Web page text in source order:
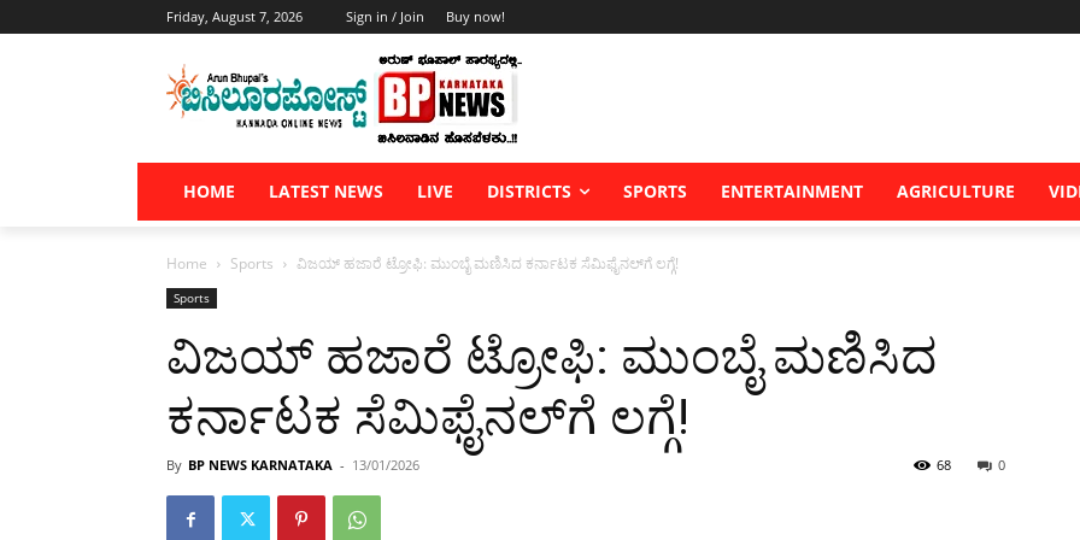
Friday, August 7, 2026 Sign in / Join Buy now!
HOME LATEST NEWS LIVE DISTRICTS SPORTS ENTERTAINMENT AGRICULTURE
Home Sports ವಿಜಯ್ ಹಜಾರೆ ಟ್ರೋಫಿ: ಮುಂಬೈ ಮಣಿಸಿದ ಕರ್ನಾಟಕ ಸೆಮಿಫೈನಲ್‌ಗೆ ಲಗ್ಗೆ!
Sports
ವಿಜಯ್ ಹಜಾರೆ ಟ್ರೋಫಿ: ಮುಂಬೈ ಮಣಿಸಿದ
ಕರ್ನಾಟಕ ಸೆಮಿಫೈನಲ್‌ಗೆ ಲಗ್ಗೆ!
By BP NEWS KARNATAKA - 13/01/2026 0
68